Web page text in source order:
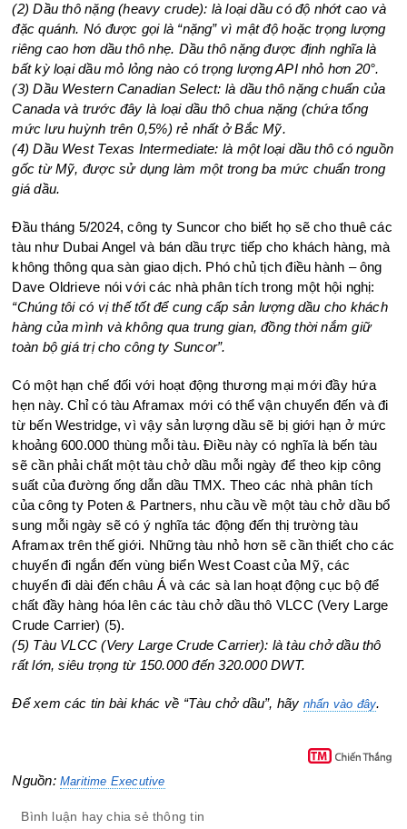
(2) Dầu thô nặng (heavy crude): là loại dầu có độ nhớt cao và
đặc quánh. Nó được gọi là “nặng” vì mật độ hoặc trọng lượng
riêng cao hơn dầu thô nhẹ. Dầu thô nặng được định nghĩa là
bất kỳ loại dầu mỏ lỏng nào có trọng lượng API nhỏ hơn 20°.
(3) Dầu Western Canadian Select: là dầu thô nặng chuẩn của
Canada và trước đây là loại dầu thô chua nặng (chứa tổng
mức lưu huỳnh trên 0,5%) rẻ nhất ở Bắc Mỹ.
(4) Dầu West Texas Intermediate: là một loại dầu thô có nguồn
gốc từ Mỹ, được sử dụng làm một trong ba mức chuẩn trong
giá dầu.
Đầu tháng 5/2024, công ty Suncor cho biết họ sẽ cho thuê các
tàu như Dubai Angel và bán dầu trực tiếp cho khách hàng, mà
không thông qua sàn giao dịch. Phó chủ tịch điều hành – ông
Dave Oldrieve nói với các nhà phân tích trong một hội nghị:
“Chúng tôi có vị thế tốt để cung cấp sản lượng dầu cho khách
hàng của mình và không qua trung gian, đồng thời nắm giữ
toàn bộ giá trị cho công ty Suncor”.
Có một hạn chế đối với hoạt động thương mại mới đầy hứa
hẹn này. Chỉ có tàu Aframax mới có thể vận chuyển đến và đi
từ bến Westridge, vì vậy sản lượng dầu sẽ bị giới hạn ở mức
khoảng 600.000 thùng mỗi tàu. Điều này có nghĩa là bến tàu
sẽ cần phải chất một tàu chở dầu mỗi ngày để theo kịp công
suất của đường ống dẫn dầu TMX. Theo các nhà phân tích
của công ty Poten & Partners, nhu cầu về một tàu chở dầu bổ
sung mỗi ngày sẽ có ý nghĩa tác động đến thị trường tàu
Aframax trên thế giới. Những tàu nhỏ hơn sẽ cần thiết cho các
chuyến đi ngắn đến vùng biển West Coast của Mỹ, các
chuyến đi dài đến châu Á và các sà lan hoạt động cục bộ để
chất đầy hàng hóa lên các tàu chở dầu thô VLCC (Very Large
Crude Carrier) (5).
(5) Tàu VLCC (Very Large Crude Carrier): là tàu chở dầu thô
rất lớn, siêu trọng từ 150.000 đến 320.000 DWT.
Để xem các tin bài khác về “Tàu chở dầu”, hãy nhấn vào đây.
Nguồn:Maritime Executive
Bình luận hay chia sẻ thông tin